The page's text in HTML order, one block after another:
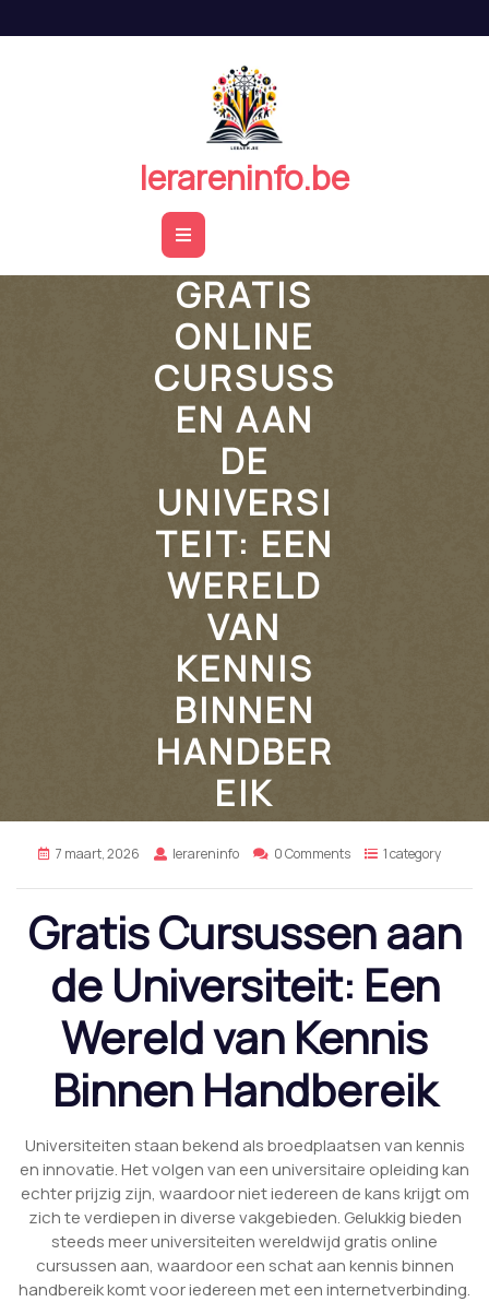
de
lerareninfo.be
Open
Button
GRATIS
ONLINE
CURSUSS
EN AAN
DE
UNIVERSI
TEIT: EEN
WERELD
VAN
KENNIS
BINNEN
HANDBER
EIK
7 maart, 2026 lerareninfo 0 Comments 1 category
Gratis Cursussen aan
de Universiteit: Een
Wereld van Kennis
Binnen Handbereik
Universiteiten staan bekend als broedplaatsen van kennis
en innovatie. Het volgen van een universitaire opleiding kan
echter prijzig zijn, waardoor niet iedereen de kans krijgt om
zich te verdiepen in diverse vakgebieden. Gelukkig bieden
steeds meer universiteiten wereldwijd gratis online
cursussen aan, waardoor een schat aan kennis binnen
handbereik komt voor iedereen met een internetverbinding.